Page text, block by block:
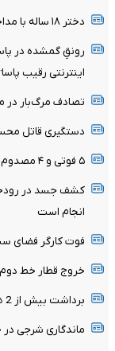
دختر ۱۸ ساله با مداخله پلیس از اقدام به خودکشی در کرج منصرف شد
رونقِ گمشده در
اینترنتی رقیب
تصادف مرگ‌بار در محور
دستگیری قاتل
۵ فوتی و ۴ مصدوم در دو سانحه مرگبار محورهای خرمشهر
کشف جسد در
انجام است
فوت کارگر فضای سبز
خروج قطار خط
برداشت بیش از 2 هزار تن حبوبات دیم از مزارع قزوین
ماندگاری شرجی در خوزستان؛